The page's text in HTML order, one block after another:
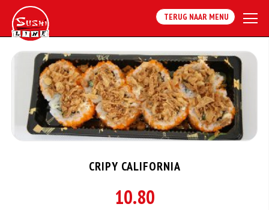
TERUG NAAR MENU
CRIPY CALIFORNIA
10.80